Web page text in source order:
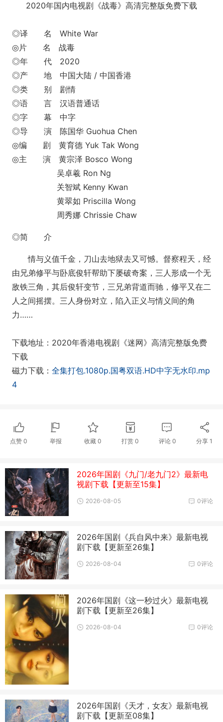
2020年国内电视剧《战毒》高清完整版免费下载
◎译 名 White War
◎片 名 战毒
◎年 代 2020
◎产 地 中国大陆 / 中国香港
◎类 别 剧情
◎语 言 汉语普通话
◎字 幕 中字
◎导 演 陈国华 Guohua Chen
◎编 剧 黄育德 Yuk Tak Wong
◎主 演 黄宗泽 Bosco Wong
吴卓羲 Ron Ng
关智斌 Kenny Kwan
黄翠如 Priscilla Wong
周秀娜 Chrissie Chaw
◎简 介
情与义值千金，刀山去地狱去又可憾。督察程天，经
由兄弟修平与卧底俊轩帮助下屡破奇案，三人形成一个无
敌铁三角，其后俊轩变节，三兄弟背道而驰，修平又在二
人之间摇摆。三人身份对立，陷入正义与情义间的角
力……
下载地址：2020年香港电视剧《迷网》高清完整版免费
下载
磁力下载： 全集打包.1080p.国粤双语.HD中字无水印.mp
4
点赞 0 举报 收藏0 打赏 0 评论 0 分享1
2026年国剧《九门/老九门2》最新电
视剧下载【更新至15集】
0评论
2026-08-05
2026年国剧《兵自风中来》最新电视
剧下载【更新至26集】
0评论
2026-08-04
2026年国剧《这一秒过火》最新电视
剧下载【更新至26集】
0评论
2026-08-04
2026年国剧《天才，女友》最新电视
剧下载【更新至08集】